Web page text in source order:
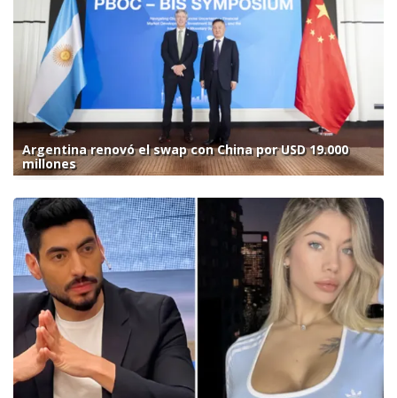
Argentina renovó el swap con China por USD 19.000
millones